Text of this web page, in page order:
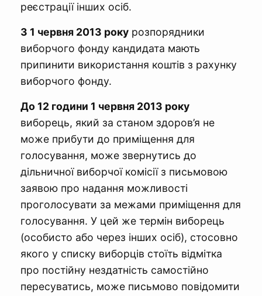
реєстрації інших осіб.
З 1 червня 2013 року розпорядники
виборчого фонду кандидата мають
припинити використання коштів з рахунку
виборчого фонду.
До 12 години 1 червня 2013 року
виборець, який за станом здоров’я не
може прибути до приміщення для
голосування, може звернутись до
дільничної виборчої комісії з письмовою
заявою про надання можливості
проголосувати за межами приміщення для
голосування. У цей же термін виборець
(особисто або через інших осіб), стосовно
якого у списку виборців стоїть відмітка
про постійну нездатність самостійно
пересуватись, може письмово повідомити